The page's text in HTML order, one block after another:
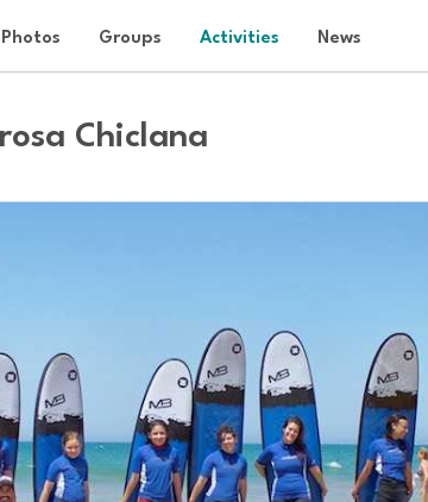
Photos Groups Activities News
Chiclana